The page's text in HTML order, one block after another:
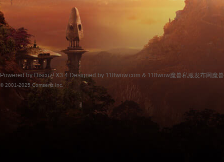
Powered by Discuz! X3.4 Designed by 118wow.com & 118wow魔兽私服发布网魔
© 2001-2025 Comsenz Inc.